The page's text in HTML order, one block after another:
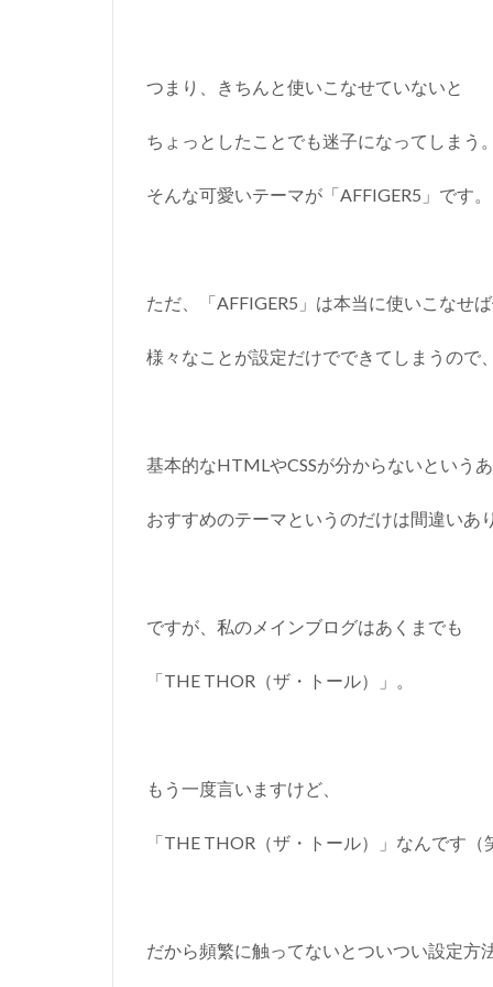
つまり、きちんと使いこなせていないと
ちょっとしたことでも迷子になってしまう。
そんな可愛いテーマが「AFFIGER5」です。
ただ、「AFFIGER5」は本当に使いこなせば
様々なことが設定だけでできてしまうので、
基本的なHTMLやCSSが分からないという
おすすめのテーマというのだけは間違いあ
ですが、私のメインブログはあくまでも
「THE THOR（ザ・トール）」。
もう一度言いますけど、
「THE THOR（ザ・トール）」なんです（
だから頻繁に触ってないとついつい設定方